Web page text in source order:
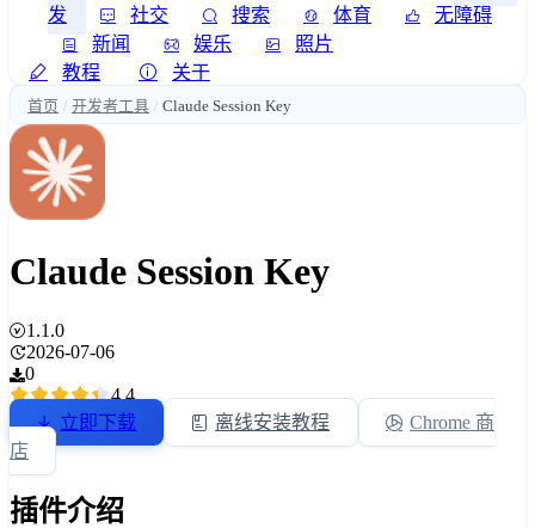
发
社交 搜索 体育
无障碍
新闻
娱乐
照片
教程
关于
首页 / 开发者工具 / Claude Session Key
Claude Session Key
1.1.0
2026-07-06
0
4.4
立即下载
离线安装教程
Chrome 商
店
插件介绍